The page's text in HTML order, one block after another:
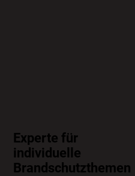
Experte für
individuelle
Brandschutzthemen